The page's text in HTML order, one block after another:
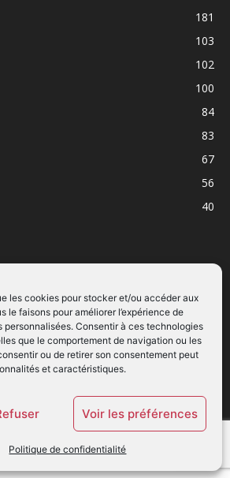
les cookies pour stocker et/ou accéder aux
le faisons pour améliorer l’expérience de
Consentir à ces technologies
que le comportement de navigation ou les
ou de retirer son consentement peut
et caractéristiques.
Voir les préférences
Politique de confidentialité
181
103
102
100
84
83
67
56
40